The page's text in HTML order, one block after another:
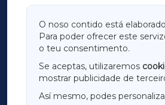
O noso contido está
Para poder ofrecer este
o teu consentimento.
Se aceptas, utilizaremos
mostrar publicidade de
Así mesmo, podes
GALICIAXA
AMARIÑAXA
OURENSEXA